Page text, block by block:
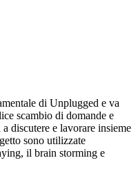
di Unplugged e va
scambio di domande e
discutere e lavorare insieme
sono utilizzate
il brain storming e